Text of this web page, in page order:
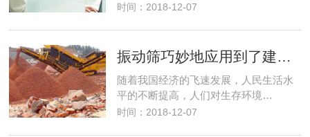
时间：2018-12-07
随着我国经济的飞速发展，人民生活水
平的不断提高，人们对生存环境…
时间：2018-12-07